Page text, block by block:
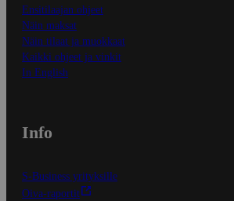
Ensitilaajan ohjeet
Näin maksat
Näin tilaat ja muokkaat
Kaikki ohjeet ja vinkit
In English
Info
S-Business yrityksille
Oiva-raportit